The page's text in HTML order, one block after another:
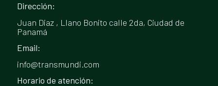
Dirección:
Juan Diaz , Llano Bonito calle 2da, Ciudad de
Panamá
Email:
info@transmundi.com
Horario de atención: